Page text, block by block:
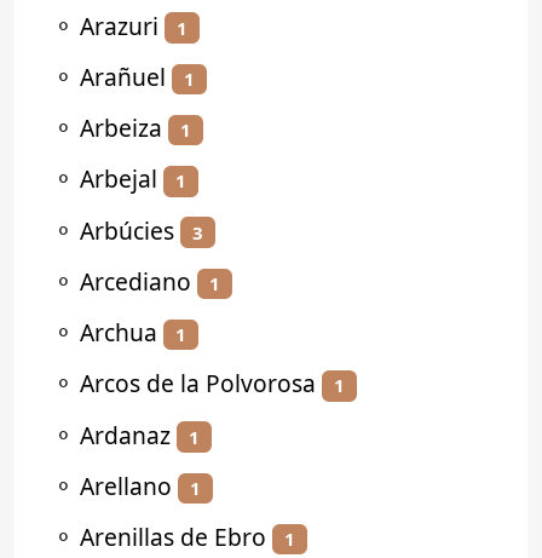
⚬ Arazuri 1
⚬ Arañuel 1
⚬ Arbeiza 1
⚬ Arbejal 1
⚬ Arbúcies 3
⚬ Arcediano 1
⚬ Archua 1
⚬ Arcos de la Polvorosa 1
⚬ Ardanaz 1
⚬ Arellano 1
⚬ Arenillas de Ebro 1